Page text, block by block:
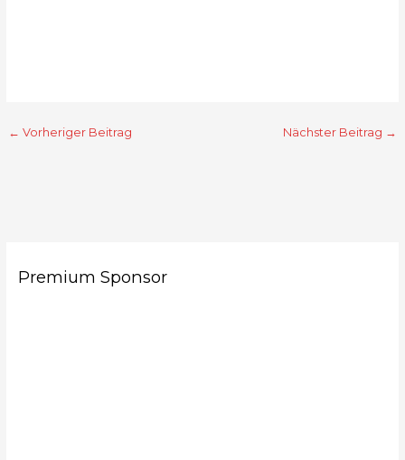
← Vorheriger Beitrag Nächster Beitrag →
Premium Sponsor